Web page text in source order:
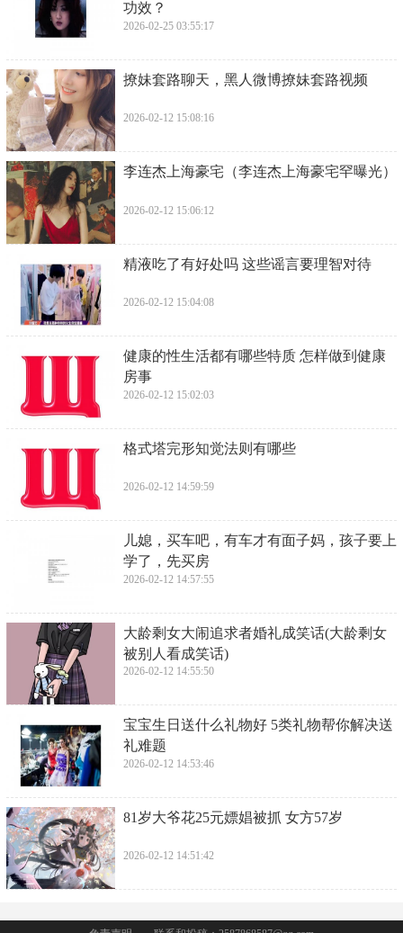
功效？
2026-02-25 03:55:17
​撩妹套路聊天，黑人微博撩妹套路视频
2026-02-12 15:08:16
​李连杰上海豪宅（李连杰上海豪宅罕曝光）
2026-02-12 15:06:12
​精液吃了有好处吗 这些谣言要理智对待
2026-02-12 15:04:08
​健康的性生活都有哪些特质 怎样做到健康
房事
2026-02-12 15:02:03
​格式塔完形知觉法则有哪些
2026-02-12 14:59:59
​儿媳，买车吧，有车才有面子妈，孩子要上
学了，先买房
2026-02-12 14:57:55
​大龄剩女大闹追求者婚礼成笑话(大龄剩女
被别人看成笑话)
2026-02-12 14:55:50
​宝宝生日送什么礼物好 5类礼物帮你解决送
礼难题
2026-02-12 14:53:46
​81岁大爷花25元嫖娼被抓 女方57岁
2026-02-12 14:51:42